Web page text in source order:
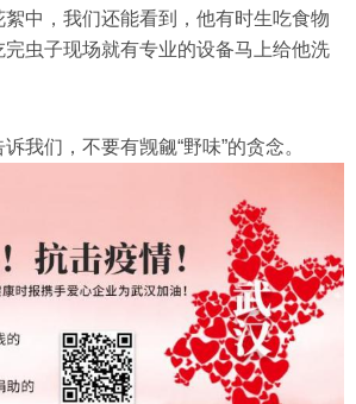
絮中，我们还能看到，他有时生吃食物
虫子现场就有专业的设备马上给他洗
我们，不要有觊觎“野味”的贪念。